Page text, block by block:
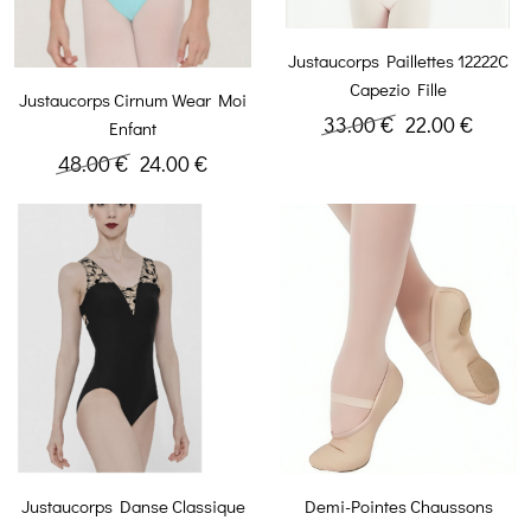
Justaucorps Cirnum Wear Moi
Enfant
48.00 € 24.00 €
Justaucorps Paillettes 12222C
Capezio Fille
33.00 € 22.00 €
Justaucorps Danse Classique
Demi-Pointes Chaussons